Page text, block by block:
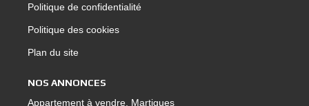
Politique de confidentialité
Politique des cookies
Plan du site
NOS ANNONCES
Appartement à vendre, Martigues